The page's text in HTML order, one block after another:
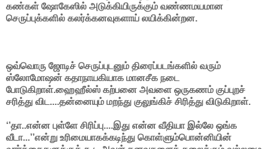
கண்கள் ஷோகேஸில் அடுக்கியிருக்கும் வண்ணமயமான
செருப்புக்களில் கலர்க்கனவுகளாய் லயிக்கின்றன.
ஒவ்வொரு ஜோடிச் செருப்புடனும் திரைப்படங்களில் வரும்
ஸ்லோமோஷன் கதாநாயகியாக மானசீக நடை
போடுகிறாள்.ஹைஹீல்ஸ் கற்பனை அவளை ஒருகணம் குப்புறச்
சரித்து விட....தன்னையும் மறந்து குலுங்கிச் சிரித்து விடுகிறாள்.
‘’தா..என்ன புள்ளே சிரிப்பு....இது என்ன வீதியா இல்லே ஒங்க
வீடா...’’என்று உரிமையாகக்கடிந்து கொள்ளும்பொன்னியின்